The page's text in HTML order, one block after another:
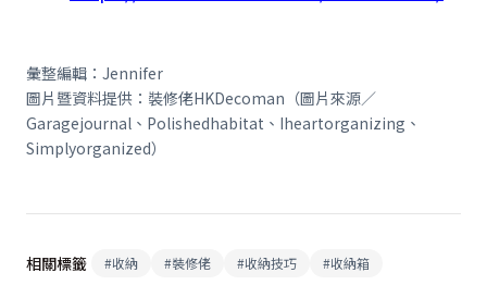
彙整編輯：Jennifer
圖片暨資料提供：裝修佬HKDecoman（圖片來源／
Garagejournal、Polishedhabitat、Iheartorganizing、
Simplyorganized）
相關標籤 #收納 #裝修佬 #收納技巧 #收納箱